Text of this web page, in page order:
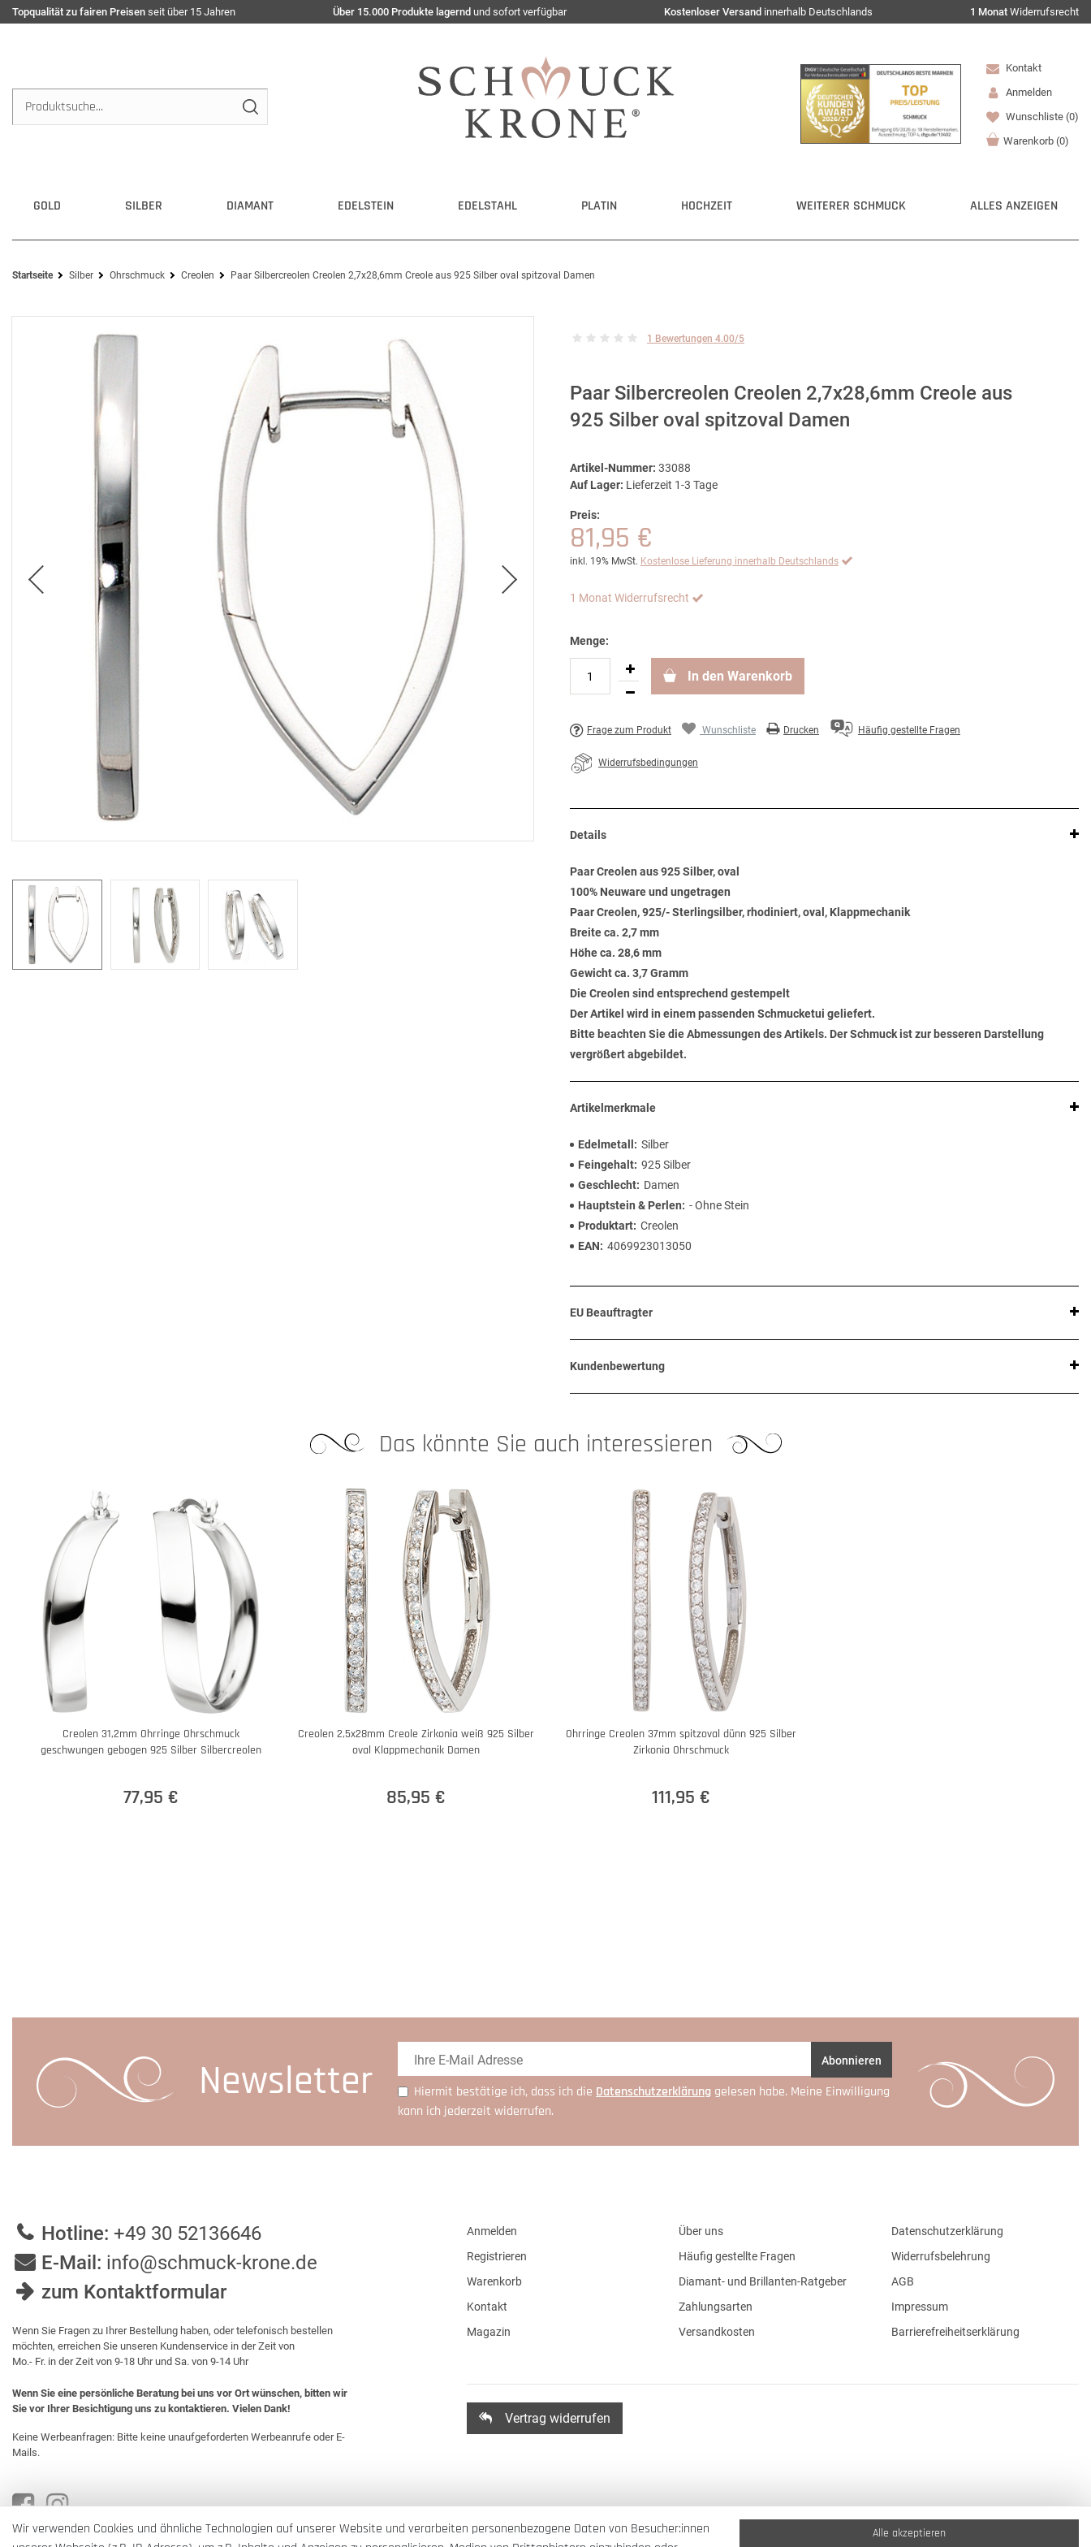
Topqualität zu fairen Preisen seit über 15 Jahren Über 15.000 Produkte lagernd und sofort verfügbar Kostenloser Versand innerhalb Deutschlands 1 Monat Widerrufsrecht
Kontakt
Anmelden
Wunschliste (0)
Warenkorb (0)
GOLD SILBER DIAMANT EDELSTEIN EDELSTAHL PLATIN HOCHZEIT WEITERER SCHMUCK ALLES ANZEIGEN
Startseite Silber Ohrschmuck Creolen Paar Silbercreolen Creolen 2,7x28,6mm Creole aus 925 Silber oval spitzoval Damen
1 Bewertungen 4.00/5
Paar Silbercreolen Creolen 2,7x28,6mm Creole aus
925 Silber oval spitzoval Damen
Artikel-Nummer: 33088
Auf Lager: Lieferzeit 1-3 Tage
Preis:
81,95 €
inkl. 19% MwSt. Kostenlose Lieferung innerhalb Deutschlands
1 Monat Widerrufsrecht
Menge:
In den Warenkorb
Frage zum Produkt Wunschliste Drucken Häufig gestellte Fragen
Widerrufsbedingungen
Details
Paar Creolen aus 925 Silber, oval
100% Neuware und ungetragen
Paar Creolen, 925/- Sterlingsilber, rhodiniert, oval, Klappmechanik
Breite ca. 2,7 mm
Höhe ca. 28,6 mm
Gewicht ca. 3,7 Gramm
Die Creolen sind entsprechend gestempelt
Der Artikel wird in einem passenden Schmucketui geliefert.
Bitte beachten Sie die Abmessungen des Artikels. Der Schmuck ist zur besseren Darstellung
vergrößert abgebildet.
Artikelmerkmale
Edelmetall
Silber
Feingehalt 925 Silber
Geschlecht
Damen
Hauptstein & Perlen
- Ohne Stein
Produktart Creolen
EAN
4069923013050
EU Beauftragter
Kundenbewertung
Das könnte Sie auch interessieren
Creolen 31,2mm Ohrringe Ohrschmuck
geschwungen gebogen 925 Silber Silbercreolen
77,95 €
Creolen 2,5x28mm Creole Zirkonia weiß 925 Silber
oval Klappmechanik Damen
85,95 €
Ohrringe Creolen 37mm spitzoval dünn 925 Silber
Zirkonia Ohrschmuck
111,95 €
Newsletter Abonnieren
Hiermit bestätige ich, dass ich die Daten­schutz­erklärung gelesen habe. Meine Einwilligung
kann ich jederzeit widerrufen.
Hotline: +49 30 52136646
E-Mail: info@schmuck-krone.de
zum Kontaktformular
Wenn Sie Fragen zu Ihrer Bestellung haben, oder telefonisch bestellen
möchten, erreichen Sie unseren Kundenservice in der Zeit von
Mo.- Fr. in der Zeit von 9-18 Uhr und Sa. von 9-14 Uhr
Wenn Sie eine persönliche Beratung bei uns vor Ort wünschen, bitten wir
Sie vor Ihrer Besichtigung uns zu kontaktieren. Vielen Dank!
Keine Werbeanfragen: Bitte keine unaufgeforderten Werbeanrufe oder E-
Mails.
Anmelden
Registrieren
Warenkorb
Kontakt
Magazin
Über uns
Häufig gestellte Fragen
Diamant- und Brillanten-Ratgeber
Zahlungsarten
Versandkosten
Datenschutzerklärung
Widerrufsbelehrung
AGB
Impressum
Barrierefreiheitserklärung
Vertrag widerrufen
Wir verwenden Cookies und ähnliche Technologien auf unserer Website und verarbeiten personenbezogene Daten von Besucher:innen
Alle akzeptieren